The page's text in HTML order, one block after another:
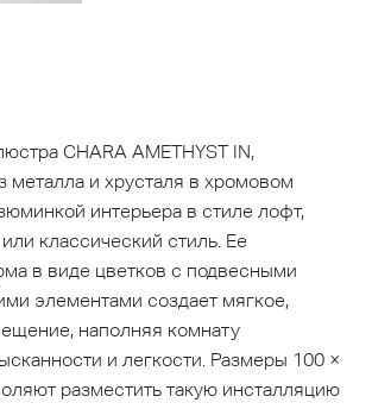
CHARA AMETHYST IN,
металла и хрусталя в хромовом
интерьера в стиле лофт,
классический стиль. Ее
в виде цветков с подвесными
элементами создает мягкое,
наполняя комнату
и легкости. Размеры 100 ×
разместить такую инсталляцию